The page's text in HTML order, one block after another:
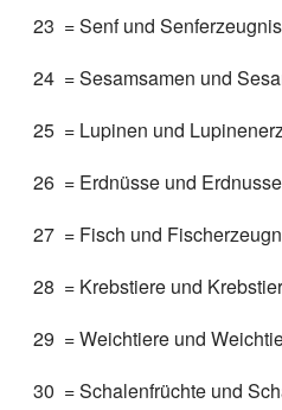
23 = Senf und
24 = Sesamsamen und
25 = Lupinen und
26 = Erdnüsse und
27 = Fisch und
28 = Krebstiere und
29 = Weichtiere und
30 = Schalenfrüchte und